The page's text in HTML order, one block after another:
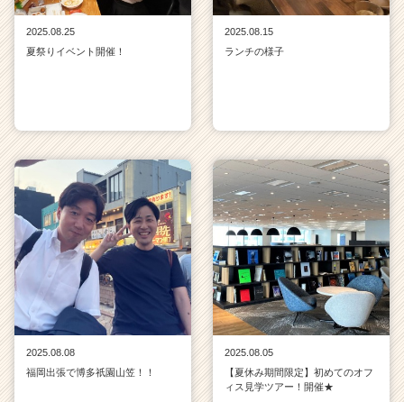
2025.08.25
夏祭りイベント開催！
2025.08.15
ランチの様子
2025.08.08
福岡出張で博多祇園山笠！！
2025.08.05
【夏休み期間限定】初めてのオフ
ィス見学ツアー！開催★